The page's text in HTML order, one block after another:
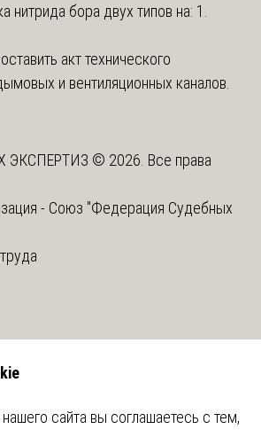
нитрида бора двух типов на: 1.
акт технического
и вентиляционных каналов.
© 2026. Все права
- Союз "Федерация Судебных
сайта вы соглашаетесь с тем,